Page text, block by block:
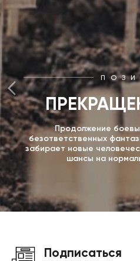
Продолжение
безответственных
забирает новые
шансы на
Подписаться